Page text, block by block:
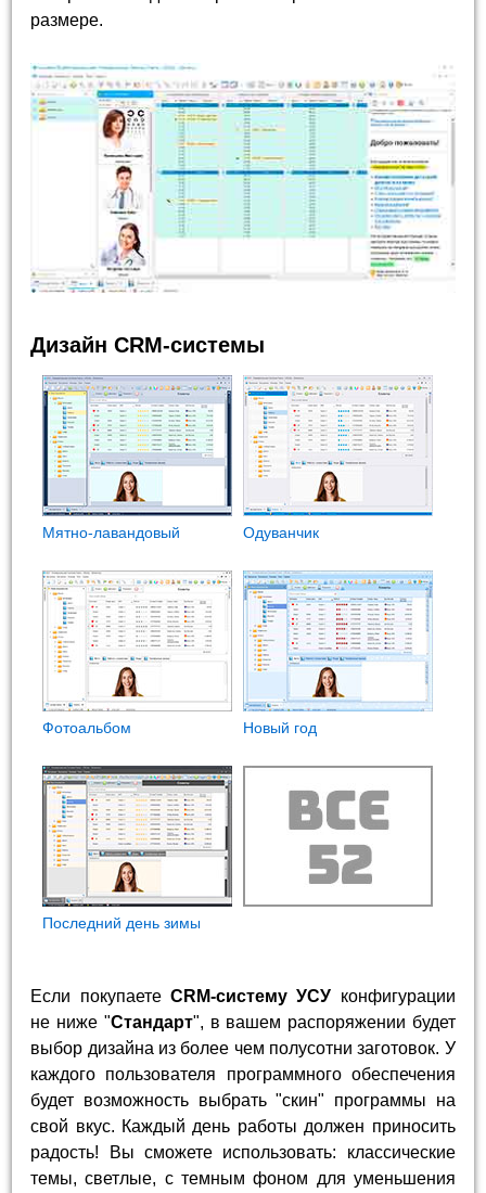
размере.
Дизайн CRM-системы
Мятно-лавандовый Одуванчик
Фотоальбом Новый год
Последний день зимы
Если покупаете CRM-систему УСУ конфигурации
не ниже "Стандарт", в вашем распоряжении будет
выбор дизайна из более чем полусотни заготовок. У
каждого пользователя программного обеспечения
будет возможность выбрать "скин" программы на
свой вкус. Каждый день работы должен приносить
радость! Вы сможете использовать: классические
темы, светлые, с темным фоном для уменьшения